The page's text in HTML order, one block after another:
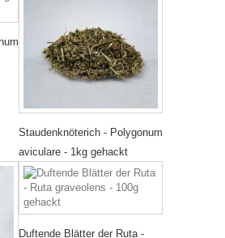
Staudenknöterich - Polygonum
aviculare - 1kg gehackt
Duftende Blätter der Ruta -